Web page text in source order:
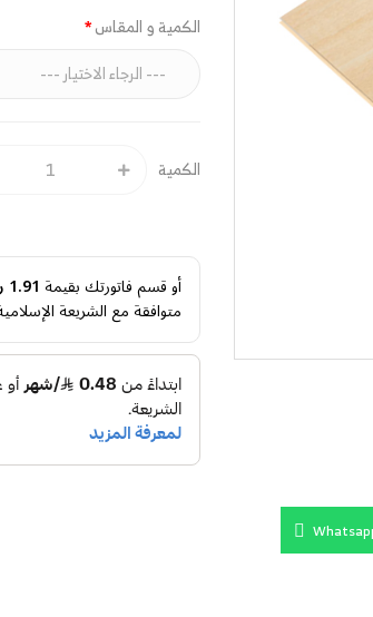
الكمية و المقاس
الكمية
أو قسم فاتورتك بقيمة 1.91 ر.س
متوافقة مع الشريعة